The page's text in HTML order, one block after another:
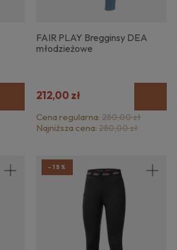
FAIR PLAY Bregginsy DEA
młodzieżowe
212,00 zł
Cena regularna: 280,00 zł
Najniższa cena: 280,00 zł
-15%